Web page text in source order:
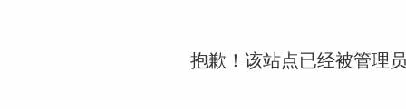
抱歉！该站点已经被管理